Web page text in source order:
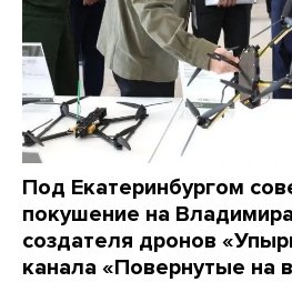
Под Екатеринбургом
покушение на
создателя дронов
канала «Повернутые на